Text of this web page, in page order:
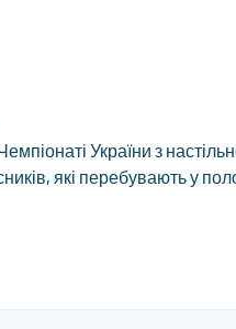
України з
які перебувають у